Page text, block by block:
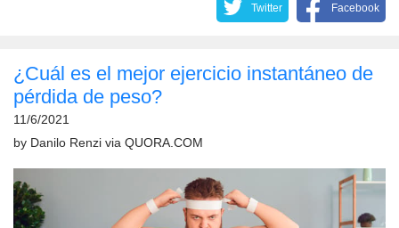
Twitter Facebook
¿Cuál es el mejor ejercicio instantáneo de
pérdida de peso?
11/6/2021
by Danilo Renzi via QUORA.COM